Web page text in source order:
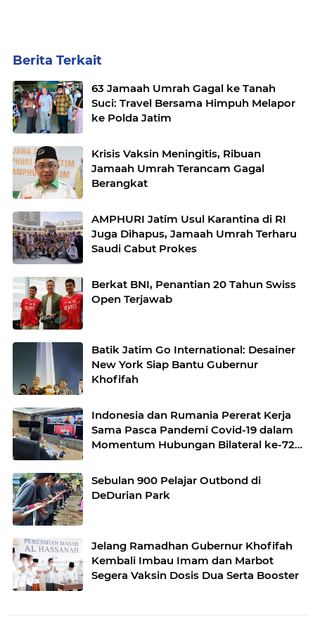
Berita Terkait
63 Jamaah Umrah Gagal ke Tanah
Suci: Travel Bersama Himpuh Melapor
ke Polda Jatim
Krisis Vaksin Meningitis, Ribuan
Jamaah Umrah Terancam Gagal
Berangkat
AMPHURI Jatim Usul Karantina di RI
Juga Dihapus, Jamaah Umrah Terharu
Saudi Cabut Prokes
Berkat BNI, Penantian 20 Tahun Swiss
Open Terjawab
Batik Jatim Go International: Desainer
New York Siap Bantu Gubernur
Khofifah
Indonesia dan Rumania Pererat Kerja
Sama Pasca Pandemi Covid-19 dalam
Momentum Hubungan Bilateral ke-72
Sebulan 900 Pelajar Outbond di
DeDurian Park
Jelang Ramadhan Gubernur Khofifah
Kembali Imbau Imam dan Marbot
Segera Vaksin Dosis Dua Serta Booster